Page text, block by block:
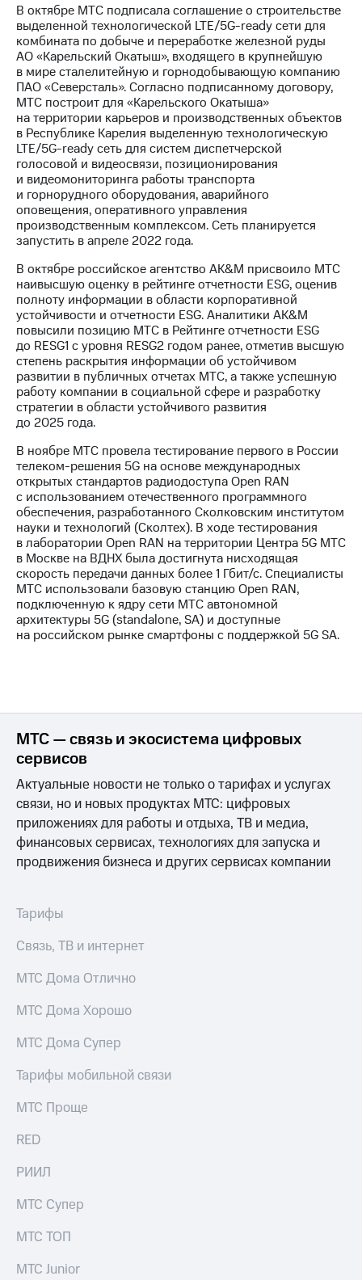
В октябре МТС подписала соглашение о строительстве
выделенной технологической LTE/5G-ready сети для
комбината по добыче и переработке железной руды
АО «Карельский Окатыш», входящего в крупнейшую
в мире сталелитейную и горнодобывающую компанию
ПАО «Северсталь». Согласно подписанному договору,
МТС построит для «Карельского Окатыша»
на территории карьеров и производственных объектов
в Республике Карелия выделенную технологическую
LTE/5G-ready сеть для систем диспетчерской
голосовой и видеосвязи, позиционирования
и видеомониторинга работы транспорта
и горнорудного оборудования, аварийного
оповещения, оперативного управления
производственным комплексом. Сеть планируется
запустить в апреле 2022 года.
В октябре российское агентство AK&M присвоило МТС
наивысшую оценку в рейтинге отчетности ESG, оценив
полноту информации в области корпоративной
устойчивости и отчетности ESG. Аналитики AK&M
повысили позицию МТС в Рейтинге отчетности ESG
до RESG1 с уровня RESG2 годом ранее, отметив высшую
степень раскрытия информации об устойчивом
развитии в публичных отчетах МТС, а также успешную
работу компании в социальной сфере и разработку
стратегии в области устойчивого развития
до 2025 года.
В ноябре МТС провела тестирование первого в России
телеком-решения 5G на основе международных
открытых стандартов радиодоступа Open RAN
с использованием отечественного программного
обеспечения, разработанного Сколковским институтом
науки и технологий (Сколтех). В ходе тестирования
в лаборатории Open RAN на территории Центра 5G МТС
в Москве на ВДНХ была достигнута нисходящая
скорость передачи данных более 1 Гбит/с. Специалисты
МТС использовали базовую станцию Open RAN,
подключенную к ядру сети МТС автономной
архитектуры 5G (standalone, SA) и доступные
на российском рынке смартфоны с поддержкой 5G SA.
МТС — связь и экосистема цифровых
сервисов
Актуальные новости не только о тарифах и услугах
связи, но и новых продуктах МТС: цифровых
приложениях для работы и отдыха, ТВ и медиа,
финансовых сервисах, технологиях для запуска и
продвижения бизнеса и других сервисах компании
Тарифы
Связь, ТВ и интернет
МТС Дома Отлично
МТС Дома Хорошо
МТС Дома Супер
Тарифы мобильной связи
МТС Проще
RED
РИИЛ
МТС Супер
МТС ТОП
МТС Junior